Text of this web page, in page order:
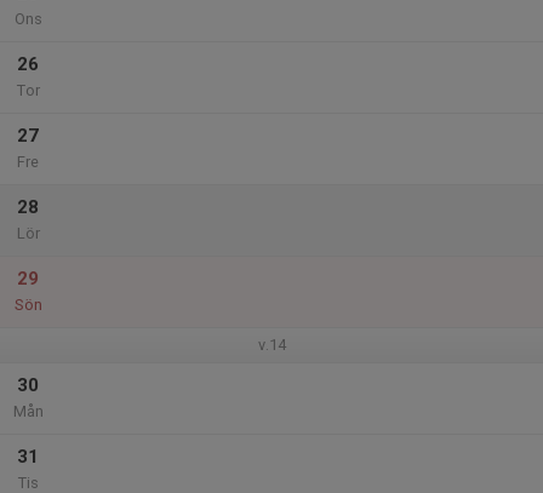
Ons
26
Tor
27
Fre
28
Lör
29
Sön
v.14
30
Mån
31
Tis